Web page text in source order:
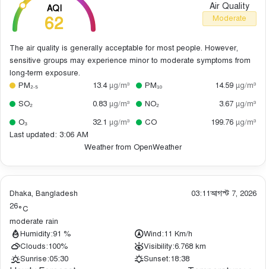
AQI
62
Air Quality
Moderate
The air quality is generally acceptable for most people. However,
sensitive groups may experience minor to moderate symptoms from
long-term exposure.
PM₂.₅
13.4 µg/m³ PM₁₀ 14.59 µg/m³
SO₂
0.83 µg/m³ NO₂ 3.67 µg/m³
O₃
32.1 µg/m³ CO 199.76 µg/m³
Last updated: 3:06 AM
Weather from OpenWeather
Dhaka, Bangladesh 03:11আগস্ট 7, 2026
26°C
moderate rain
Humidity:91 % Wind:11 Km/h
Clouds:100% Visibility:6.768 km
Sunrise:05:30 Sunset:18:38